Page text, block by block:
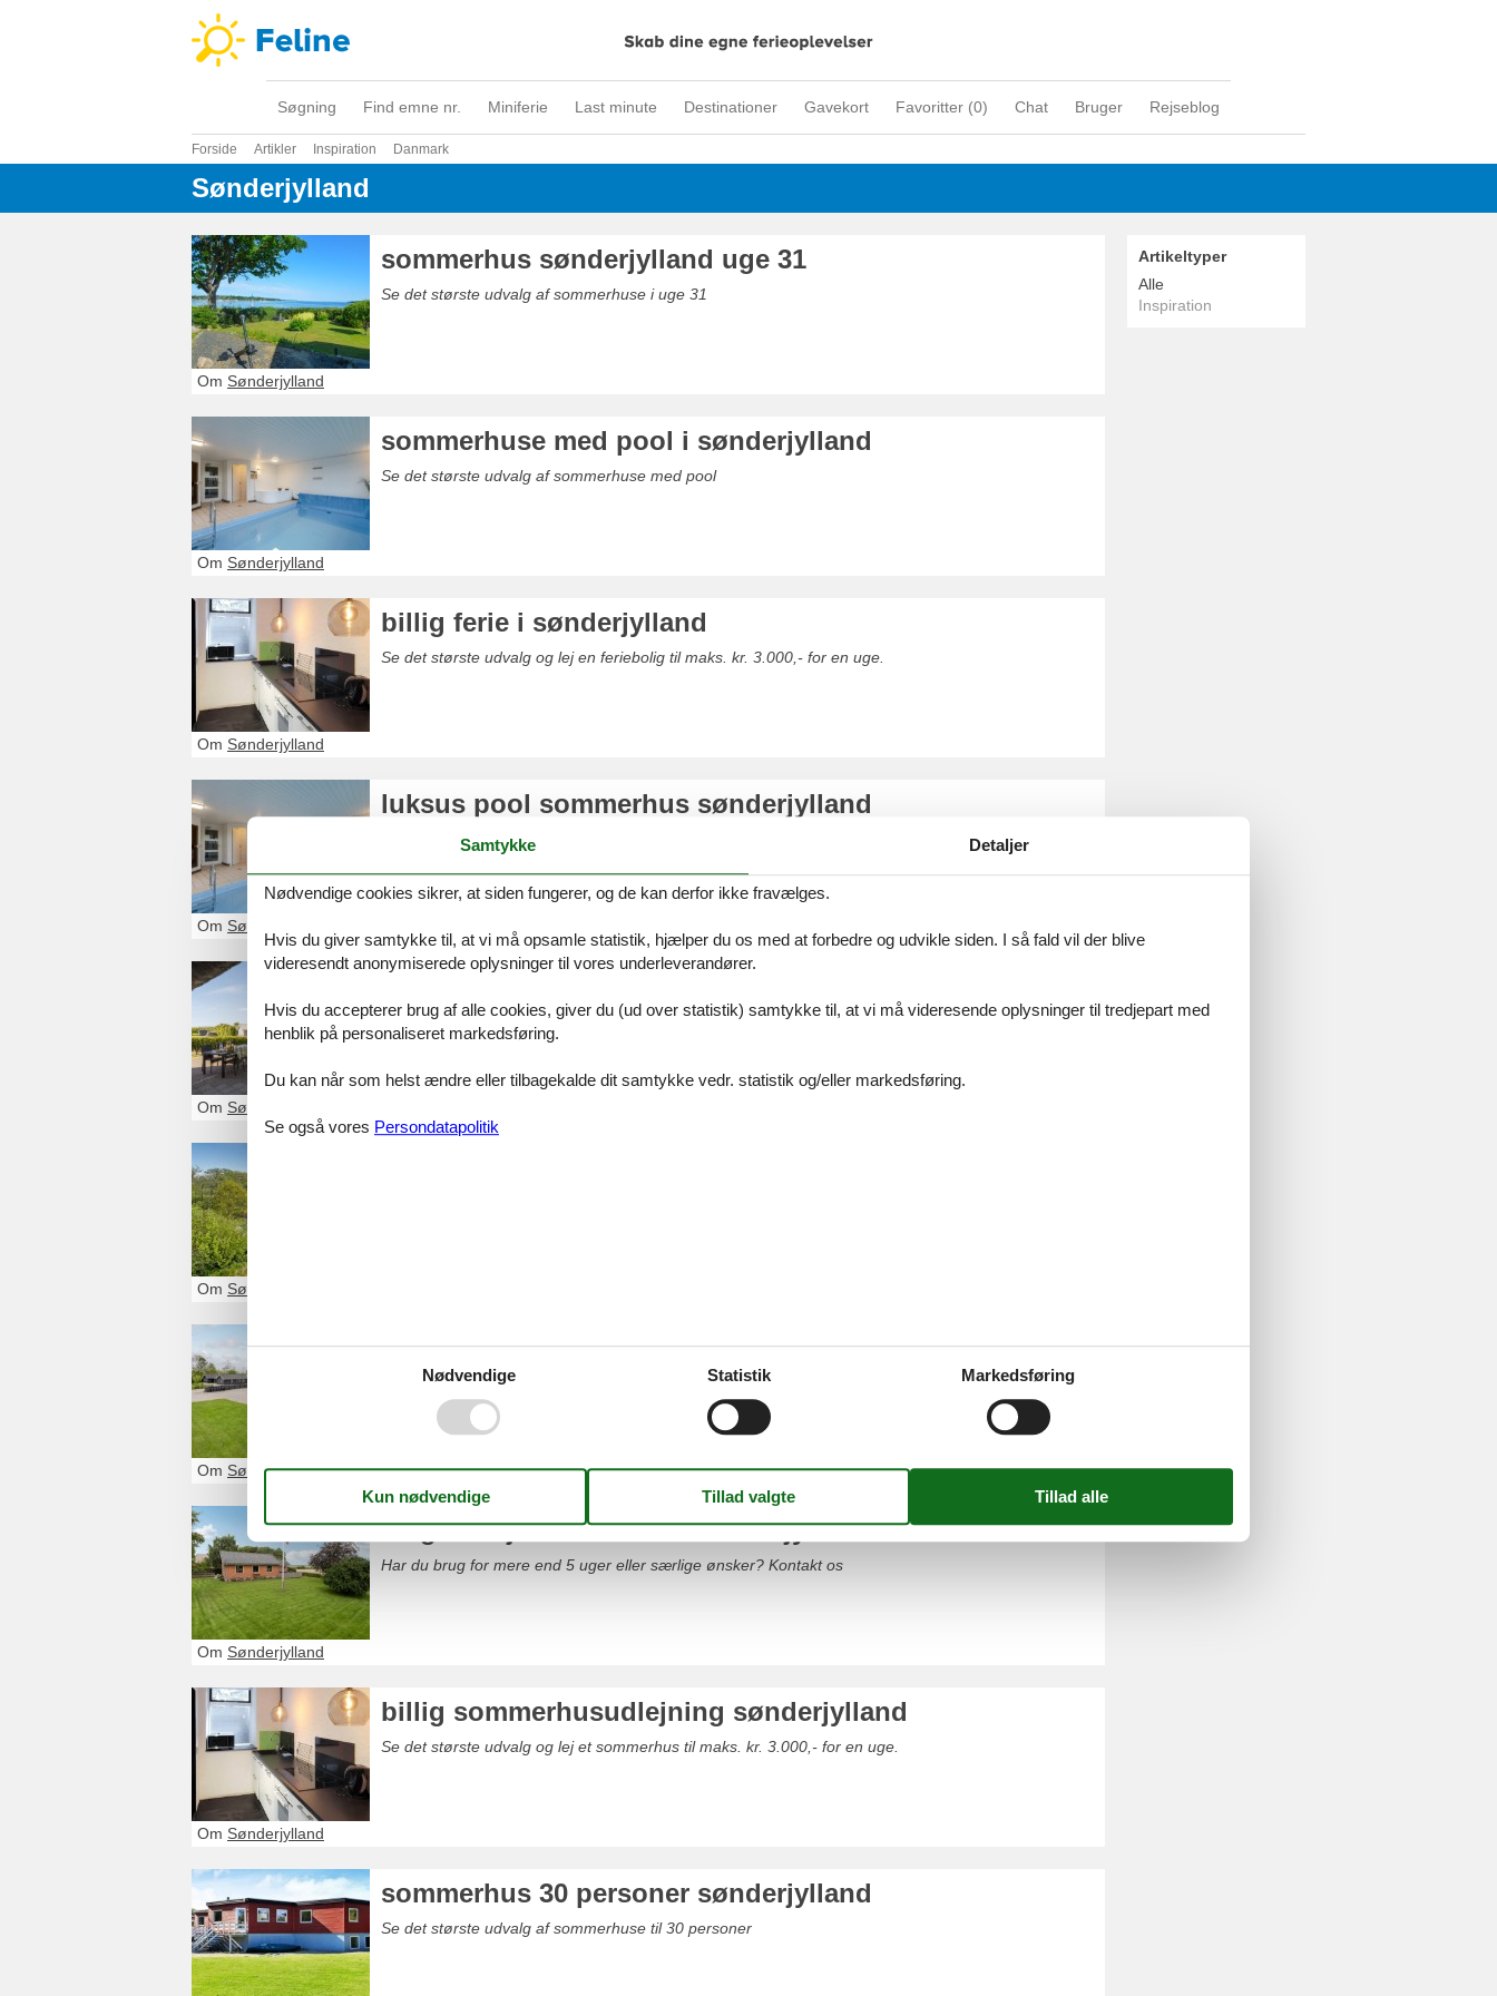
Søgning Find emne nr. Miniferie Last minute Destinationer Gavekort Favoritter (0) Chat Bruger Rejseblog
Forside Artikler Inspiration Danmark
Sønderjylland
sommerhus sønderjylland uge 31
Se det største udvalg af sommerhuse i uge 31
Om Sønderjylland
sommerhuse med pool i sønderjylland
Se det største udvalg af sommerhuse med pool
Om Sønderjylland
billig ferie i sønderjylland
Se det største udvalg og lej en feriebolig til maks. kr. 3.000,- for en uge.
Om Sønderjylland
luksus pool sommerhus sønderjylland
Se det største udvalg af sommerhuse med pool
Om Sønderjylland
sommerhus med spa sønderjylland - Glæd jer til at opleve Sønderjylland
Om Sønderjylland
Om Sønderjylland
sommerhus 20 personer sønderjylland
Se det største udvalg af sommerhuse til 20 personer
Om Sønderjylland
langtidsleje sommerhus sønderjylland
Har du brug for mere end 5 uger eller særlige ønsker? Kontakt os
Om Sønderjylland
billig sommerhusudlejning sønderjylland
Se det største udvalg og lej et sommerhus til maks. kr. 3.000,- for en uge.
Om Sønderjylland
sommerhus 30 personer sønderjylland
Se det største udvalg af sommerhuse til 30 personer
Artikeltyper
Alle
Inspiration
Samtykke Detaljer
Nødvendige cookies sikrer, at siden fungerer, og de kan derfor ikke fravælges.
Hvis du giver samtykke til, at vi må opsamle statistik, hjælper du os med at forbedre og udvikle siden. I så fald vil der blive
videresendt anonymiserede oplysninger til vores underleverandører.
Hvis du accepterer brug af alle cookies, giver du (ud over statistik) samtykke til, at vi må videresende oplysninger til tredjepart med
henblik på personaliseret markedsføring.
Du kan når som helst ændre eller tilbagekalde dit samtykke vedr. statistik og/eller markedsføring.
Se også vores Persondatapolitik
Nødvendige Statistik Markedsføring